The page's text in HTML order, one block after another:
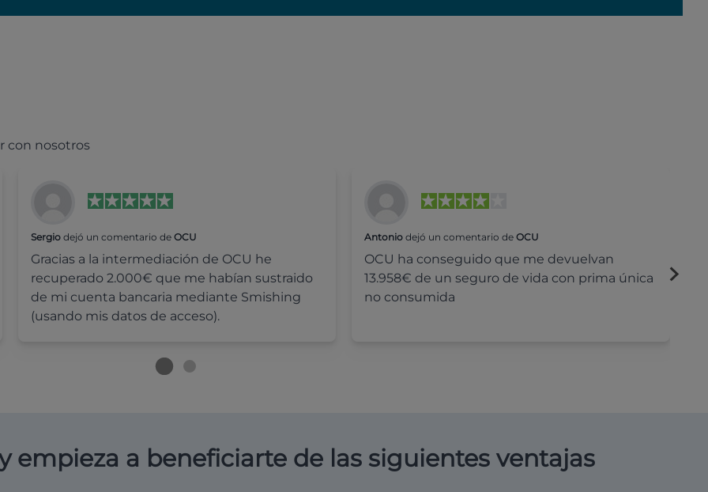
con nosotros
Sergiodejó un comentario de OCU
Gracias a la intermediación de OCU he
recuperado 2.000€ que me habían sustraido
de mi cuenta bancaria mediante Smishing
(usando mis datos de acceso).
Antonio dejó un comentario deOCU
OCU ha conseguido que me devuelvan
13.958€ de un seguro de vida con prima única
no consumida
empieza a beneficiarte de las siguientes ventajas